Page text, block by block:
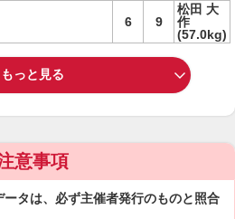
6 9
松田 大
作
(57.0kg)
もっと見る
意事項
タは、必ず主催者発行のものと照合